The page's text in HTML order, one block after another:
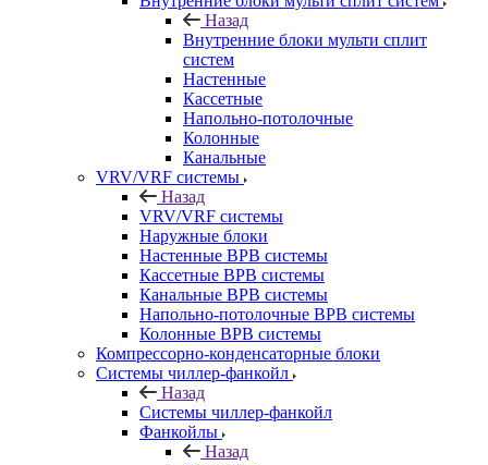
Назад
Внутренние блоки мульти сплит
систем
Настенные
Кассетные
Напольно-потолочные
Колонные
Канальные
VRV/VRF системы
Назад
VRV/VRF системы
Наружные блоки
Настенные ВРВ системы
Кассетные ВРВ системы
Канальные ВРВ системы
Напольно-потолочные ВРВ системы
Колонные ВРВ системы
Компрессорно-конденсаторные блоки
Системы чиллер-фанкойл
Назад
Системы чиллер-фанкойл
Фанкойлы
Назад